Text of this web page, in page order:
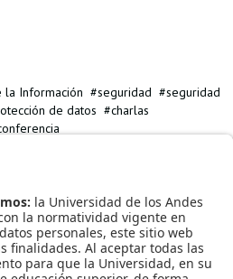
la Información seguridad
seguridad
de datos
charlas
en seguridad - Fundamentos de
de la Información 2017
Seguridad de la Información - MESI